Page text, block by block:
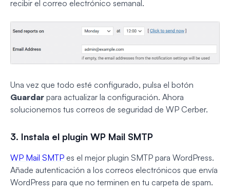
recibir el correo electrónico semanal.
Una vez que todo esté configurado, pulsa el botón
Guardar para actualizar la configuración. Ahora
solucionemos tus correos de seguridad de WP Cerber.
3. Instala el plugin WP Mail SMTP
WP Mail SMTP es el mejor plugin SMTP para WordPress.
Añade autenticación a los correos electrónicos que envía
WordPress para que no terminen en tu carpeta de spam.